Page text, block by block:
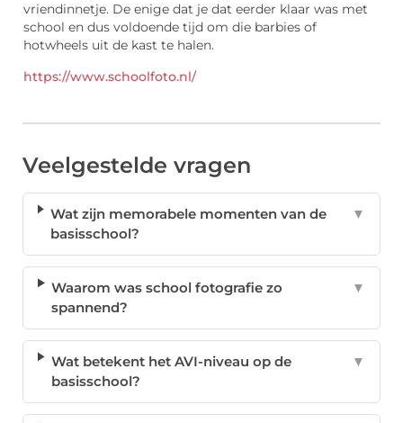
vriendinnetje. De enige dat je dat eerder klaar was met
school en dus voldoende tijd om die barbies of
hotwheels uit de kast te halen.
https://www.schoolfoto.nl/
Veelgestelde vragen
Wat zijn memorabele momenten van de
basisschool?
▼
Waarom was school fotografie zo
spannend?
▼
Wat betekent het AVI-niveau op de
basisschool?
▼